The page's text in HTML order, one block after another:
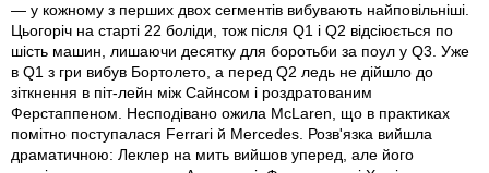
— у кожному з перших двох сегментів вибувають найповільніші.
Цьогоріч на старті 22 боліди, тож після Q1 і Q2 відсіюється по
шість машин, лишаючи десятку для боротьби за поул у Q3. Уже
в Q1 з гри вибув Бортолето, а перед Q2 ледь не дійшло до
зіткнення в піт-лейн між Сайнсом і роздратованим
Ферстаппеном. Несподівано ожила McLaren, що в практиках
помітно поступалася Ferrari й Mercedes. Розв'язка вийшла
драматичною: Леклер на мить вийшов уперед, але його